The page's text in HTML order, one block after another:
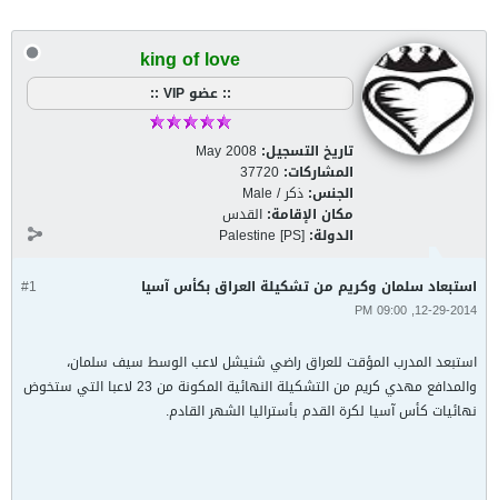
king of love
:: عضو VIP ::
تاريخ التسجيل: May 2008
المشاركات: 37720
الجنس: ذكر / Male
مكان الإقامة: القدس
الدولة: Palestine [PS]
#1 استبعاد سلمان وكريم من تشكيلة العراق بكأس آسيا
12-29-2014, 09:00 PM
استبعد المدرب المؤقت للعراق راضي شنيشل لاعب الوسط سيف سلمان،
والمدافع مهدي كريم من التشكيلة النهائية المكونة من 23 لاعبا التي ستخوض
نهائيات كأس آسيا لكرة القدم بأستراليا الشهر القادم.